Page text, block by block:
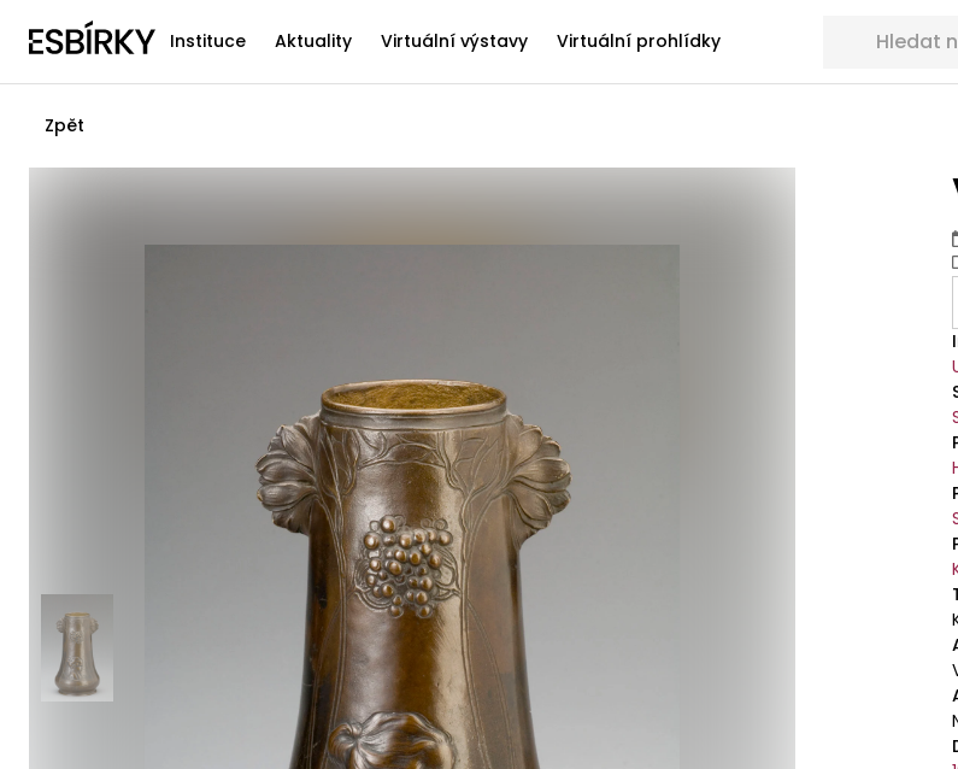
Instituce Aktuality Virtuální výstavy Virtuální prohlídky
Zpět